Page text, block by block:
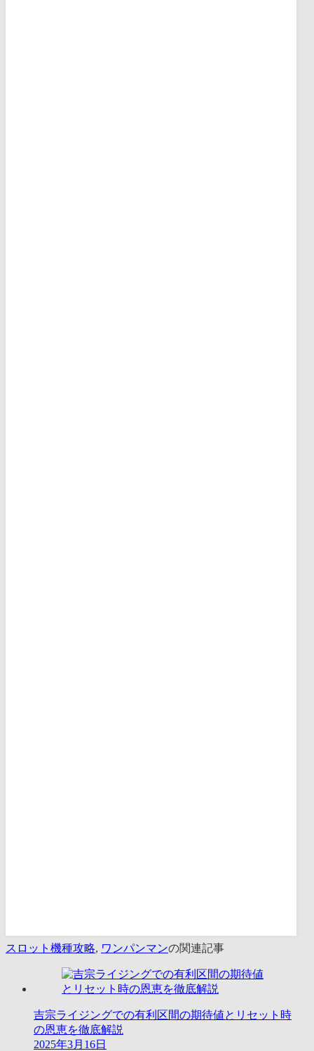
スロット機種攻略, ワンパンマンの関連記事
吉宗ライジングでの有利区間の期待値とリセット時
の恩恵を徹底解説
2025年3月16日